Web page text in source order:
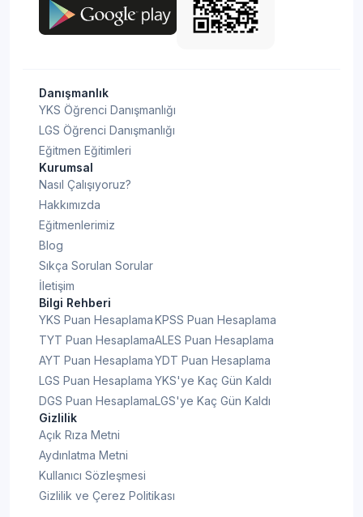
Danışmanlık
YKS Öğrenci Danışmanlığı
LGS Öğrenci Danışmanlığı
Eğitmen Eğitimleri
Kurumsal
Nasıl Çalışıyoruz?
Hakkımızda
Eğitmenlerimiz
Blog
Sıkça Sorulan Sorular
İletişim
Bilgi Rehberi
YKS Puan Hesaplama
TYT Puan Hesaplama
AYT Puan Hesaplama
LGS Puan Hesaplama
DGS Puan Hesaplama
KPSS Puan Hesaplama
ALES Puan Hesaplama
YDT Puan Hesaplama
YKS'ye Kaç Gün Kaldı
LGS'ye Kaç Gün Kaldı
Gizlilik
Açık Rıza Metni
Aydınlatma Metni
Kullanıcı Sözleşmesi
Gizlilik ve Çerez Politikası